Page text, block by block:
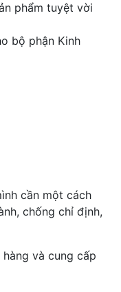
phẩm tuyệt vời
bộ phận Kinh
cần một cách
chống chỉ định,
và cung cấp